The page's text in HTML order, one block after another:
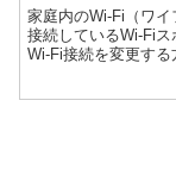
家庭内のWi-Fi（ワ
接続しているWi-Fiス
Wi-Fi接続を変更する